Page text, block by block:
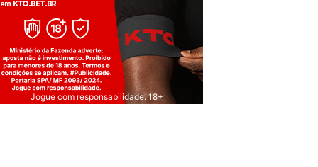
Jogue com responsabilidade. 18+